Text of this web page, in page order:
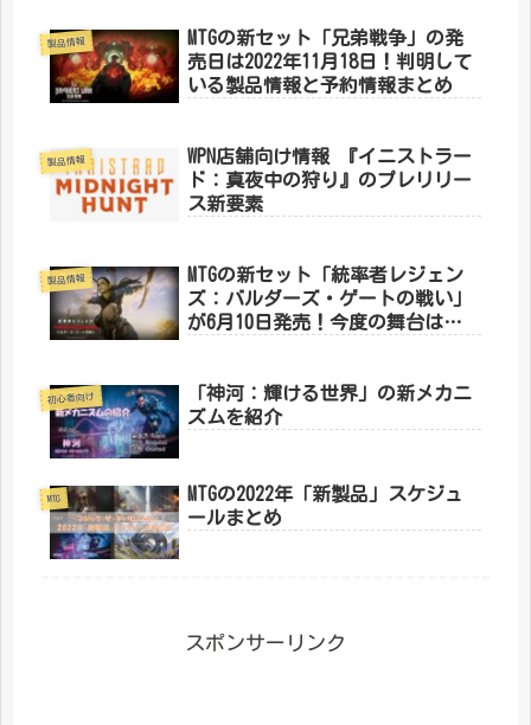
製品情報
MTGの新セット「兄弟戦争」の発
売日は2022年11月18日！判明して
いる製品情報と予約情報まとめ
製品情報
WPN店舗向け情報 『イニストラー
ド：真夜中の狩り』のプレリリー
ス新要素
製品情報
MTGの新セット「統率者レジェン
ズ：バルダーズ・ゲートの戦い」
が6月10日発売！今度の舞台はダ
初心者向け
「神河：輝ける世界」の新メカニ
ズムを紹介
MTG
MTGの2022年「新製品」スケジュ
ールまとめ
スポンサーリンク